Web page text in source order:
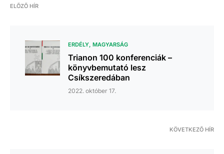
ELŐZŐ HÍR
ERDÉLY MAGYARSÁG
Trianon 100 konferenciák –
könyvbemutató lesz
Csíkszeredában
2022. október 17.
KÖVETKEZŐ HÍR